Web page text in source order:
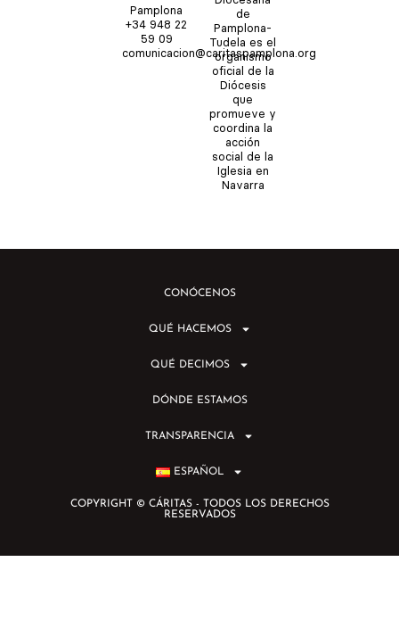
Pamplona
+34 948 22
59 09
comunicacion@caritaspamplona.org
de
Pamplona-
Tudela es el
organismo
oficial de la
Diócesis
que
promueve y
coordina la
acción
social de la
Iglesia en
Navarra
a
CONÓCENOS
QUÉ HACEMOS
QUÉ DECIMOS
DÓNDE ESTAMOS
TRANSPARENCIA
ESPAÑOL
COPYRIGHT © CÁRITAS - TODOS LOS DERECHOS
RESERVADOS